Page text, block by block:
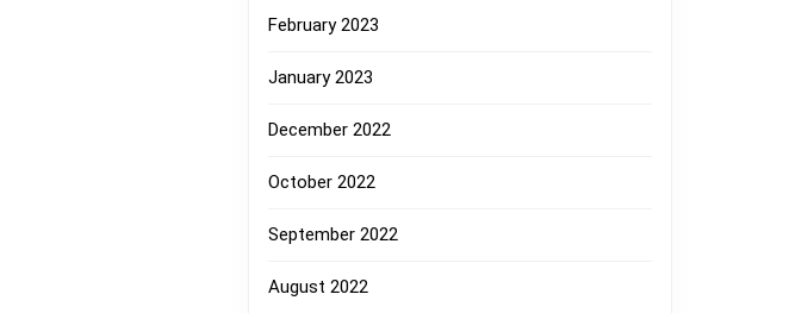
February 2023
January 2023
December 2022
October 2022
September 2022
August 2022